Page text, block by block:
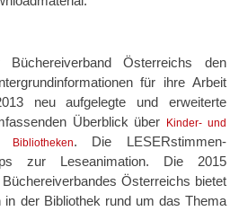
Österreichs den
für ihre Arbeit
neu aufgelegte und erweiterte
Überblick über Kinder- und
. Die LESERstimmen-
zur Leseanimation. Die 2015
Österreichs bietet
in der Bibliothek rund um das Thema